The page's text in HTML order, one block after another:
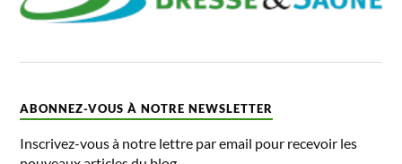
ABONNEZ-VOUS À NOTRE NEWSLETTER
Inscrivez-vous à notre lettre par email pour recevoir les